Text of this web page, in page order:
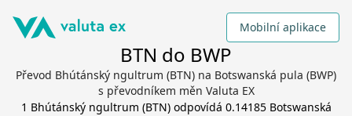
Mobilní aplikace
BTN do BWP
Převod Bhútánský ngultrum (BTN) na Botswanská pula (BWP)
s převodníkem měn Valuta EX
1 Bhútánský ngultrum (BTN) odpovídá 0.14185 Botswanská